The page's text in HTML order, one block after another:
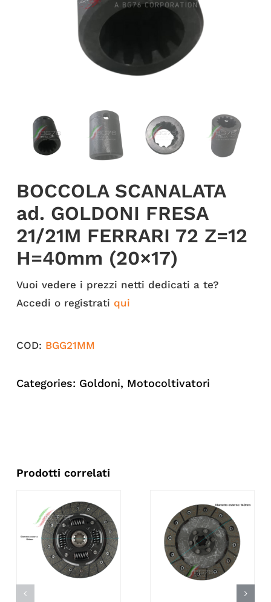
BOCCOLA SCANALATA
ad. GOLDONI FRESA
21/21M FERRARI 72 Z=12
H=40mm (20×17)
Vuoi vedere i prezzi netti dedicati a te?
Accedi o registrati qui
COD: BGG21MM
Categories: Goldoni, Motocoltivatori
Prodotti correlati